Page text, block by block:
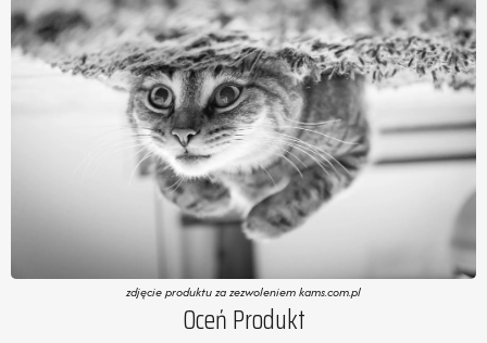
zdjęcie produktu za zezwoleniem kams.com.pl
Oceń Produkt